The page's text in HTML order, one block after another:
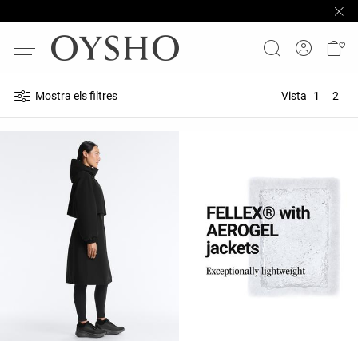
Mostra els filtres Vista 1 2